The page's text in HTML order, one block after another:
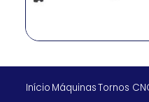
Início MáquinasTornos